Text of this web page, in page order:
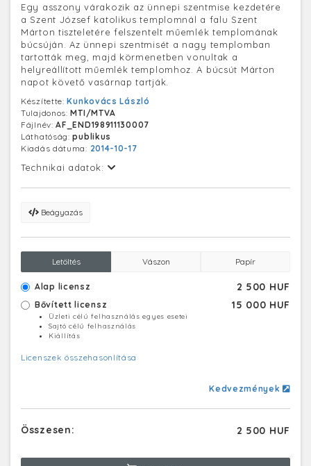
Egy asszony várakozik az ünnepi szentmise kezdetére
a Szent József katolikus templomnál a falu Szent
Márton tiszteletére felszentelt műemlék templomának
búcsúján. Az ünnepi szentmisét a nagy templomban
tartották meg, majd körmenetben vonultak a
helyreállított műemlék templomhoz. A búcsút Márton
napot követő vasárnap tartják.
Készítette:Kunkovács László
Tulajdonos:MTI/MTVA
Fájlnév:AF_END198911130007
Láthatóság:publikus
Kiadás dátuma: 2014-10-17
Technikai adatok:
Beágyazás
Letöltés Vászon Papír
Alap licensz 2 500 HUF
Bővített licensz 15 000 HUF
Üzleti célú felhasználás egyes esetei
Sajtó célú felhasználás
Kiállítás
Licenszek összehasonlítása
Kedvezmények
Összesen: 2 500 HUF